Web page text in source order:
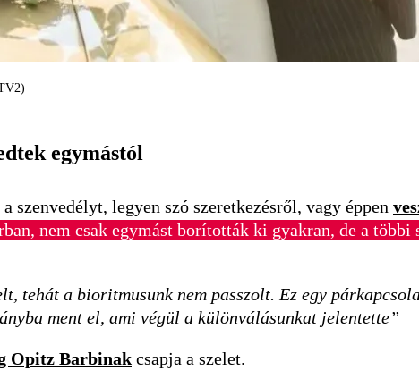
egymástól
szenvedélyt, legyen szó szeretkezésről, vagy éppen
nem csak egymást borították ki gyakran, de a többi
tehát a bioritmusunk nem passzolt. Ez egy
ment el, ami végül a különválásunkat jelentette”
Opitz Barbinak csapja a szelet.